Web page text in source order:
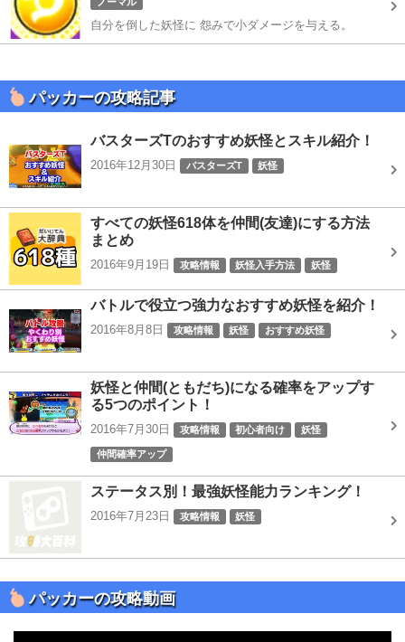
自分を倒した妖怪に 怨みで小ダメージを与える。
パッカーの攻略記事
バスターズTのおすすめ妖怪とスキル紹介！
2016年12月30日 バスターズT 妖怪
すべての妖怪618体を仲間(友達)にする方法
まとめ
2016年9月19日 攻略情報 妖怪入手方法 妖怪
バトルで役立つ強力なおすすめ妖怪を紹介！
2016年8月8日 攻略情報 妖怪 おすすめ妖怪
妖怪と仲間(ともだち)になる確率をアップす
る5つのポイント！
2016年7月30日 攻略情報 初心者向け 妖怪
仲間確率アップ
ステータス別！最強妖怪能力ランキング！
2016年7月23日 攻略情報 妖怪
パッカーの攻略動画